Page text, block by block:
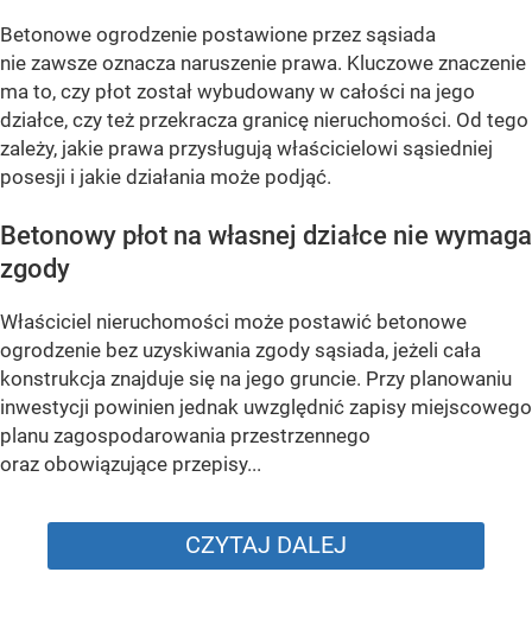
Betonowe ogrodzenie postawione przez sąsiada
nie zawsze oznacza naruszenie prawa. Kluczowe znaczenie
ma to, czy płot został wybudowany w całości na jego
działce, czy też przekracza granicę nieruchomości. Od tego
zależy, jakie prawa przysługują właścicielowi sąsiedniej
posesji i jakie działania może podjąć.
Betonowy płot na własnej działce nie wymaga
zgody
Właściciel nieruchomości może postawić betonowe
ogrodzenie bez uzyskiwania zgody sąsiada, jeżeli cała
konstrukcja znajduje się na jego gruncie. Przy planowaniu
inwestycji powinien jednak uwzględnić zapisy miejscowego
planu zagospodarowania przestrzennego
oraz obowiązujące przepisy...
CZYTAJ DALEJ